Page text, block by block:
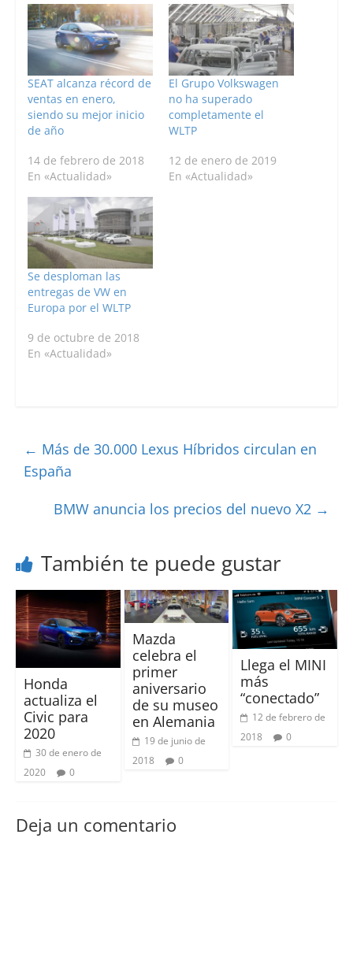
SEAT alcanza récord de
ventas en enero,
siendo su mejor inicio
de año
14 de febrero de 2018
En «Actualidad»
El Grupo Volkswagen
no ha superado
completamente el
WLTP
12 de enero de 2019
En «Actualidad»
Se desploman las
entregas de VW en
Europa por el WLTP
9 de octubre de 2018
En «Actualidad»
← Más de 30.000 Lexus Híbridos circulan en
España
BMW anuncia los precios del nuevo X2 →
También te puede gustar
Honda
actualiza el
Civic para
2020
30 de enero de
2020
0
Mazda
celebra el
primer
aniversario
de su museo
en Alemania
19 de junio de
2018
0
Llega el MINI
más
“conectado”
12 de febrero de
2018
0
Deja un comentario